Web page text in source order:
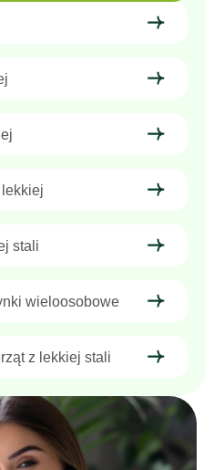
stali
wieloosobowe
z lekkiej stali